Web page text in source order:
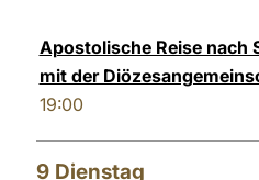
Apostolische Reise nach
mit der
19:00
9 Dienstag